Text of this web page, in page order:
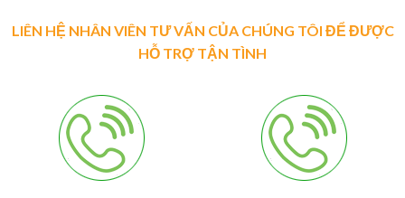
LIÊN HỆ NHÂN VIÊN TƯ VẤN CỦA CHÚNG TÔI ĐỂ ĐƯỢC
HỖ TRỢ TẬN TÌNH